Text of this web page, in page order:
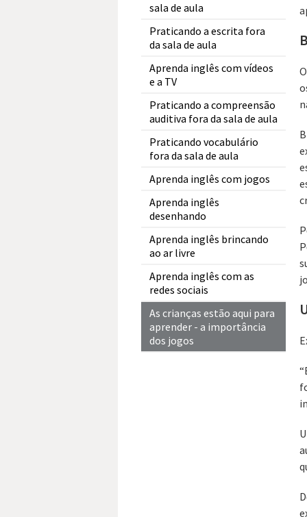
sala de aula
Praticando a escrita fora
da sala de aula
Aprenda inglês com vídeos
e a TV
Praticando a compreensão
auditiva fora da sala de aula
Praticando vocabulário
fora da sala de aula
Aprenda inglês com jogos
Aprenda inglês
desenhando
Aprenda inglês brincando
ao ar livre
Aprenda inglês com as
redes sociais
As crianças estão aqui para
aprender - a importância
dos jogos